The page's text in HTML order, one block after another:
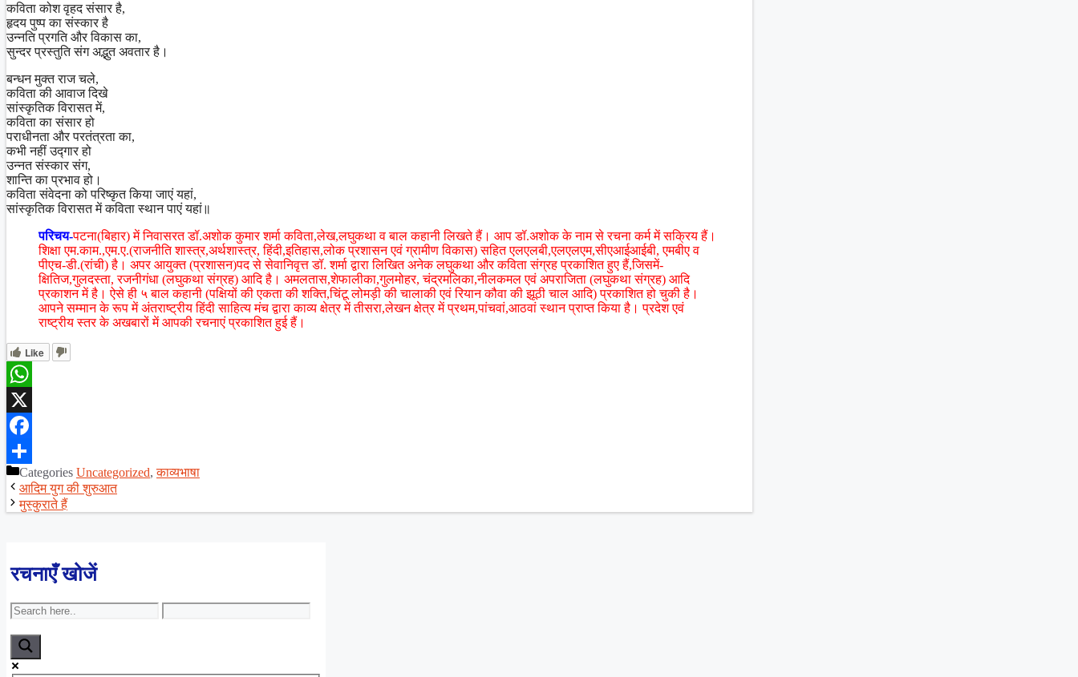
कविता कोश वृहद संसार है,
हृदय पुष्प का संस्कार है
उन्नति प्रगति और विकास का,
सुन्दर प्रस्तुति संग अद्भुत अवतार है।
बन्धन मुक्त राज चले,
कविता की आवाज दिखे
सांस्कृतिक विरासत में,
कविता का संसार हो
पराधीनता और परतंत्रता का,
कभी नहीं उद्गार हो
उन्नत संस्कार संग,
शान्ति का प्रभाव हो।
कविता संवेदना को परिष्कृत किया जाएं यहां,
सांस्कृतिक विरासत में कविता स्थान पाएं यहां॥
परिचय-पटना(बिहार) में निवासरत डॉ.अशोक कुमार शर्मा कविता,लेख,लघुकथा व बाल कहानी लिखते हैं। आप डॉ.अशोक के नाम से रचना कर्म में सक्रिय हैं।
शिक्षा एम.काम.,एम.ए.(राजनीति शास्त्र,अर्थशास्त्र, हिंदी,इतिहास,लोक प्रशासन एवं ग्रामीण विकास) सहित एलएलबी,एलएलएम,सीएआईआईबी, एमबीए व
पीएच-डी.(रांची) है। अपर आयुक्त (प्रशासन)पद से सेवानिवृत्त डॉ. शर्मा द्वारा लिखित अनेक लघुकथा और कविता संग्रह प्रकाशित हुए हैं,जिसमें-
क्षितिज,गुलदस्ता, रजनीगंधा (लघुकथा संग्रह) आदि है। अमलतास,शेफालीका,गुलमोहर, चंद्रमलिका,नीलकमल एवं अपराजिता (लघुकथा संग्रह) आदि
प्रकाशन में है। ऐसे ही ५ बाल कहानी (पक्षियों की एकता की शक्ति,चिंटू लोमड़ी की चालाकी एवं रियान कौवा की झूठी चाल आदि) प्रकाशित हो चुकी है।
आपने सम्मान के रूप में अंतराष्ट्रीय हिंदी साहित्य मंच द्वारा काव्य क्षेत्र में तीसरा,लेखन क्षेत्र में प्रथम,पांचवां,आठवां स्थान प्राप्त किया है। प्रदेश एवं
राष्ट्रीय स्तर के अखबारों में आपकी रचनाएं प्रकाशित हुई हैं।
Like
WhatsApp
X
Facebook
ShareCategories Uncategorized,काव्यभाषा
आदिम युग की शुरुआत
मुस्कुराते हैं
रचनाएँ खोजें